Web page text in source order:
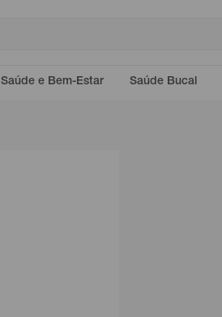
Saúde e Bem-Estar Saúde Bucal